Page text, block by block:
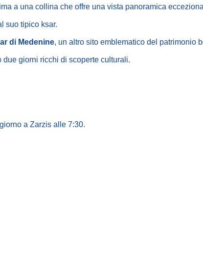
a una collina che offre una vista panoramica
suo tipico ksar.
di Medenine, un altro sito emblematico del patrimonio
giorni ricchi di scoperte culturali.
a Zarzis alle 7:30.